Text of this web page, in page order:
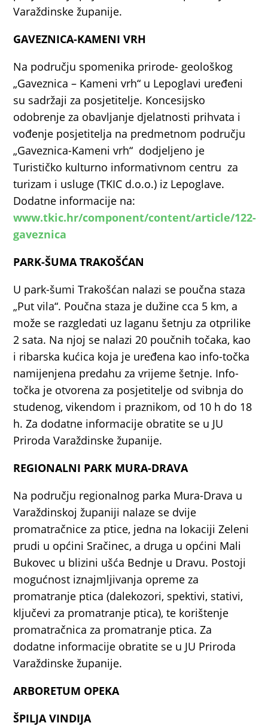
Varaždinske županije.
GAVEZNICA-KAMENI VRH
Na području spomenika prirode- geološkog
„Gaveznica – Kameni vrh“ u Lepoglavi uređeni
su sadržaji za posjetitelje. Koncesijsko
odobrenje za obavljanje djelatnosti prihvata i
vođenje posjetitelja na predmetnom području
„Gaveznica-Kameni vrh“ dodjeljeno je
Turističko kulturno informativnom centru za
turizam i usluge (TKIC d.o.o.) iz Lepoglave.
Dodatne informacije na:
www.tkic.hr/component/content/article/122-
gaveznica
PARK-ŠUMA TRAKOŠĆAN
U park-šumi Trakošćan nalazi se poučna staza
„Put vila“. Poučna staza je dužine cca 5 km, a
može se razgledati uz laganu šetnju za otprilike
2 sata. Na njoj se nalazi 20 poučnih točaka, kao
i ribarska kućica koja je uređena kao info-točka
namijenjena predahu za vrijeme šetnje. Info-
točka je otvorena za posjetitelje od svibnja do
studenog, vikendom i praznikom, od 10 h do 18
h. Za dodatne informacije obratite se u JU
Priroda Varaždinske županije.
REGIONALNI PARK MURA-DRAVA
Na području regionalnog parka Mura-Drava u
Varaždinskoj županiji nalaze se dvije
promatračnice za ptice, jedna na lokaciji Zeleni
prudi u općini Sračinec, a druga u općini Mali
Bukovec u blizini ušća Bednje u Dravu. Postoji
mogućnost iznajmljivanja opreme za
promatranje ptica (dalekozori, spektivi, stativi,
ključevi za promatranje ptica), te korištenje
promatračnica za promatranje ptica. Za
dodatne informacije obratite se u JU Priroda
Varaždinske županije.
ARBORETUM OPEKA
ŠPILJA VINDIJA